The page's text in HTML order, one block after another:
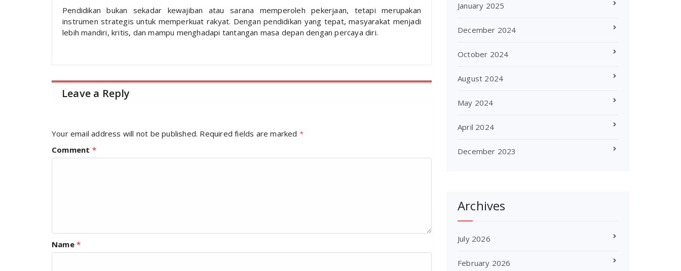
Pendidikan bukan sekadar kewajiban atau sarana memperoleh pekerjaan, tetapi merupakan
instrumen strategis untuk memperkuat rakyat. Dengan pendidikan yang tepat, masyarakat menjadi
lebih mandiri, kritis, dan mampu menghadapi tantangan masa depan dengan percaya diri.
Leave a Reply
Your email address will not be published. Required fields are marked *
Comment *
Name *
January 2025
December 2024
October 2024
August 2024
May 2024
April 2024
December 2023
Archives
July 2026
February 2026